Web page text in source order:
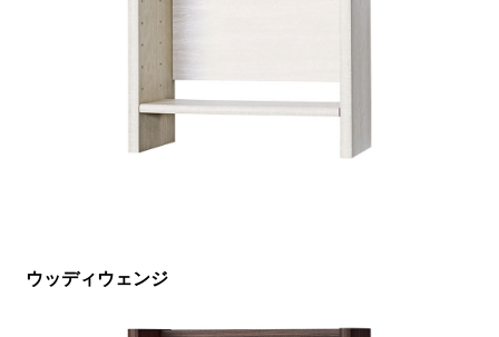
ウッディウェンジ